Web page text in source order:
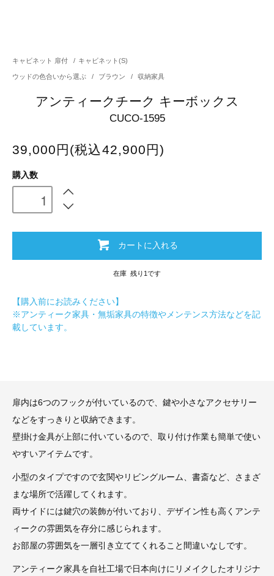
キャビネット 扉付 / キャビネット(S)
ウッドの色合いから選ぶ / ブラウン / 収納家具
アンティークチーク キーボックス
CUCO-1595
39,000円(税込42,900円)
購入数
カートに入れる
在庫 残り1です
【購入前にお読みください】
※アンティーク家具・無垢家具の特徴やメンテンス方法などを記
載しています。
扉内は6つのフックが付いているので、鍵や小さなアクセサリー
などをすっきりと収納できます。
壁掛け金具が上部に付いているので、取り付け作業も簡単で使い
やすいアイテムです。
小型のタイプですので玄関やリビングルーム、書斎など、さまざ
まな場所で活躍してくれます。
両サイドには鍵穴の装飾が付いており、デザイン性も高くアンテ
ィークの雰囲気を存分に感じられます。
お部屋の雰囲気を一層引き立ててくれること間違いなしです。
アンティーク家具を自社工場で日本向けにリメイクしたオリジナ